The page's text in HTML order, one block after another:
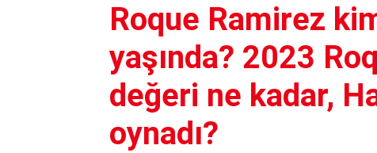
Roque Ramirez
yaşında? 2023
değeri ne kadar,
oynadı?